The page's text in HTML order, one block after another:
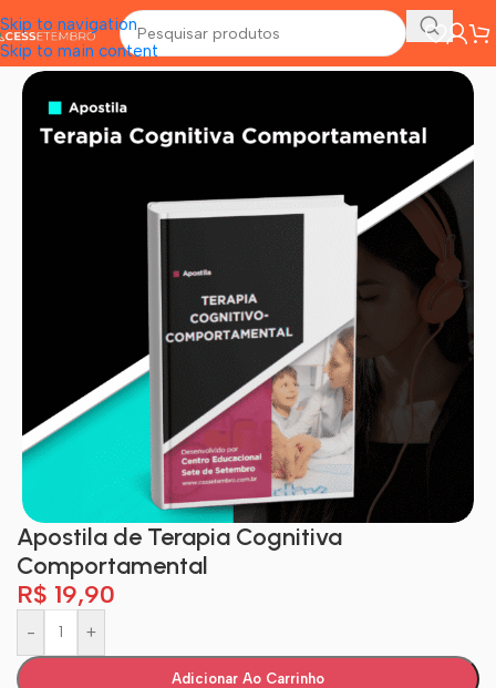
Skip to navigation
Skip to main content
Início /Psicologia
Apostila de Terapia Cognitiva
Comportamental
R$ 19,90
- +
Adicionar Ao Carrinho